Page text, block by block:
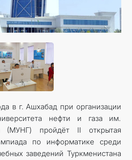
в г. Ашхабад при организации
нефти и газа им.
(МУНГ) пройдёт II открытая
по информатике среди
заведений Туркменистана